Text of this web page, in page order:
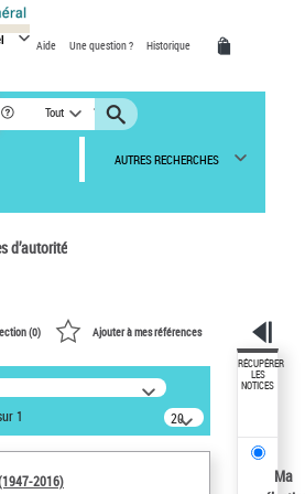
Aide Une question ? Historique
Tout
AUTRES RECHERCHES
d’autorité
dans les
:
2016)
(0) Ajouter à mes références
1
20
résultats/page
2016)
RÉCUPÉRER
LES
NOTICES
Ma